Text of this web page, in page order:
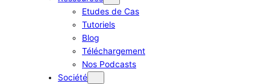
Etudes de Cas
Tutoriels
Blog
Téléchargement
Nos Podcasts
Société